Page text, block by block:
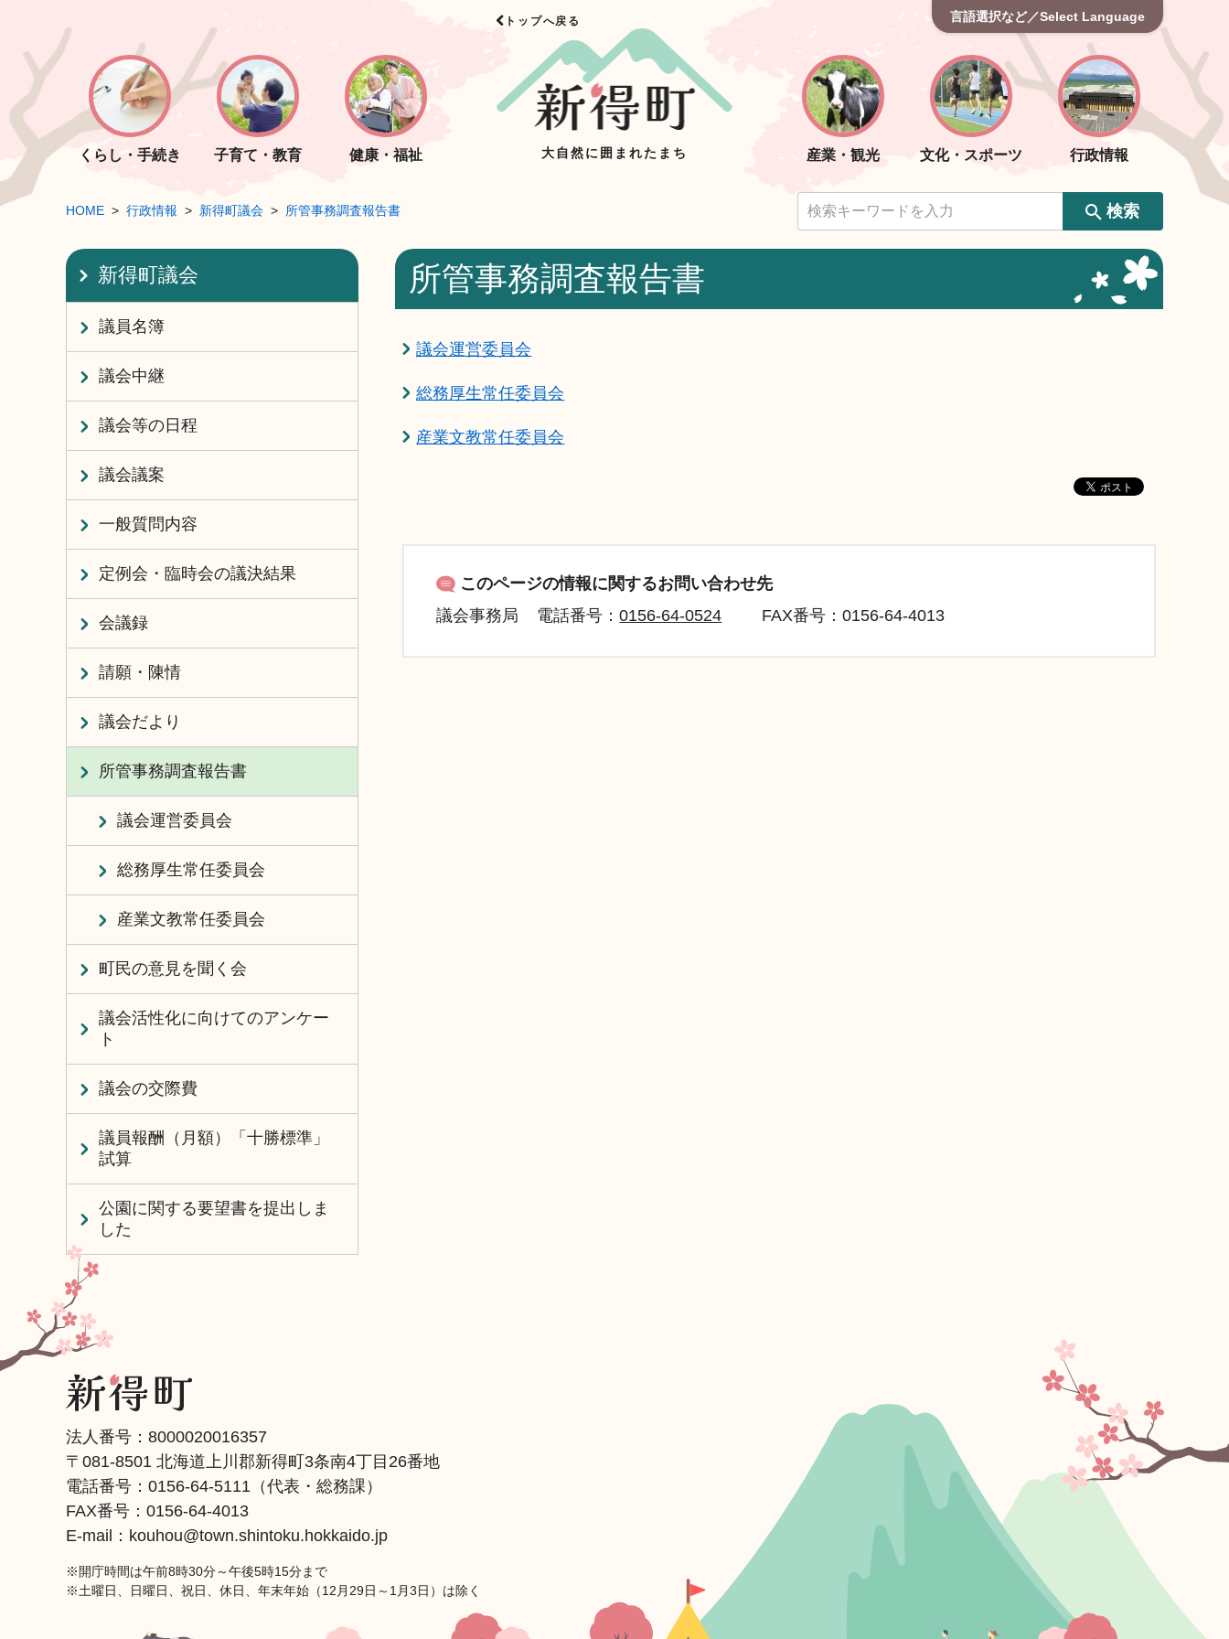
トップへ戻る
大自然に囲まれたまち
言語選択など／Select Language
くらし・手続き 子育て・教育 健康・福祉 産業・観光 文化・スポーツ 行政情報
HOME 行政情報 新得町議会 所管事務調査報告書 検索
所管事務調査報告書
議会運営委員会
総務厚生常任委員会
産業文教常任委員会
このページの情報に関するお問い合わせ先
議会事務局
電話番号：0156-64-0524 FAX番号：0156-64-4013
新得町議会
議員名簿
議会中継
議会等の日程
議会議案
一般質問内容
定例会・臨時会の議決結果
会議録
請願・陳情
議会だより
所管事務調査報告書
議会運営委員会
総務厚生常任委員会
産業文教常任委員会
町民の意見を聞く会
議会活性化に向けてのアンケー
ト
議会の交際費
議員報酬（月額）「十勝標準」
試算
公園に関する要望書を提出しま
した
法人番号：8000020016357
〒081-8501 北海道上川郡新得町3条南4丁目26番地
電話番号： 0156-64-5111 （代表・総務課）
FAX番号：0156-64-4013
E-mail：kouhou@town.shintoku.hokkaido.jp
※開庁時間は午前8時30分～午後5時15分まで
※土曜日、日曜日、祝日、休日、年末年始（12月29日～1月3日）は除く